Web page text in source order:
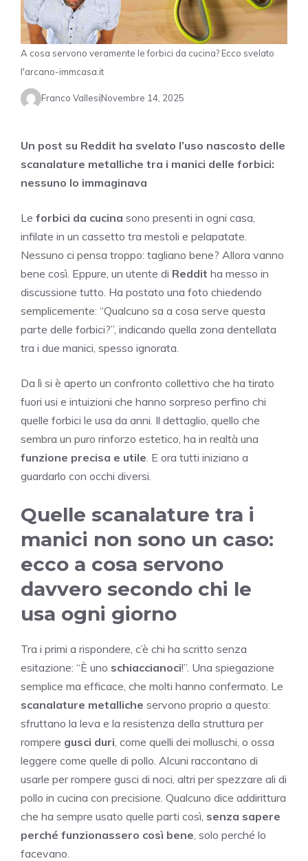
A cosa servono veramente le forbici da cucina? Ecco svelato
l'arcano-immcasa.it
Franco VallesiNovembre 14, 2025
Un post su Reddit ha svelato l’uso nascosto delle
scanalature metalliche tra i manici delle forbici:
nessuno lo immaginava
Le forbici da cucina sono presenti in ogni casa,
infilate in un cassetto tra mestoli e pelapatate.
Nessuno ci pensa troppo: tagliano bene? Allora vanno
bene così. Eppure, un utente di Reddit ha messo in
discussione tutto. Ha postato una foto chiedendo
semplicemente: “Qualcuno sa a cosa serve questa
parte delle forbici?”, indicando quella zona dentellata
tra i due manici, spesso ignorata.
Da lì si è aperto un confronto collettivo che ha tirato
fuori usi e intuizioni che hanno sorpreso perfino chi
quelle forbici le usa da anni. Il dettaglio, quello che
sembra un puro rinforzo estetico, ha in realtà una
funzione precisa e utile . E ora tutti iniziano a
guardarlo con occhi diversi.
Quelle scanalature tra i
manici non sono un caso:
ecco a cosa servono
davvero secondo chi le
usa ogni giorno
Tra i primi a rispondere, c’è chi ha scritto senza
esitazione: “È uno schiaccianoci!”. Una spiegazione
semplice ma efficace, che molti hanno confermato. Le
scanalature metalliche servono proprio a questo:
sfruttano la leva e la resistenza della struttura per
rompere gusci duri , come quelli dei molluschi, o ossa
leggere come quelle di pollo. Alcuni raccontano di
usarle per rompere gusci di noci, altri per spezzare ali di
pollo in cucina con precisione. Qualcuno dice addirittura
che ha sempre usato quelle parti così, senza sapere
perché funzionassero così bene , solo perché lo
facevano.